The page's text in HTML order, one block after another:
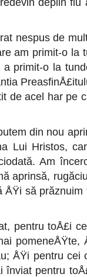
de­plin fiu
ne­spus de
am primit-o la
primit-o la
de acel har pe
din nou
Lui Hristos,
Am
aprinsă,
să
pen­tru toÅ£i
ÅŸi pentru cei
înviat pentru